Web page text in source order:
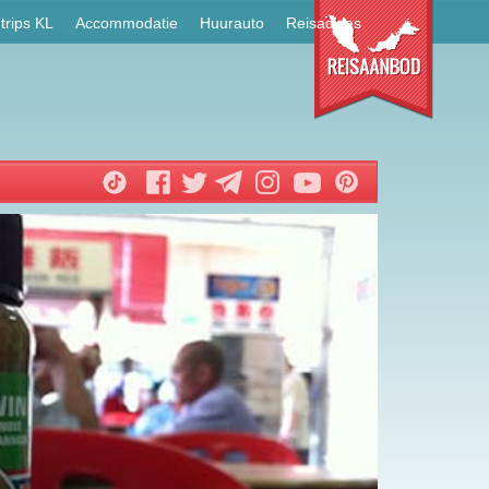
KL Accommodatie Huurauto Reisadvies